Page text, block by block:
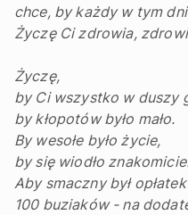
chce, by każdy w tym
Życzę Ci zdrowia,
Życzę,
by Ci wszystko w duszy
by kłopotów było mało.
By wesołe było życie,
by się wiodło
Aby smaczny był opłatek
100 buziaków - na